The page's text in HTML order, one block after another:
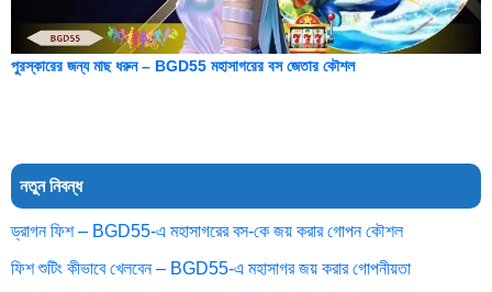
পুরস্কারের জন্য মাছ ধরুন – BGD55 মহাসাগরের বস জেতার কৌশল
নতুন নিবন্ধ
ড্রাগন ফিশ – BGD55-এ মহাসাগরের বস-কে জয় করার গোপন কৌশল
ফিশ শুটিং কীভাবে খেলবেন – BGD55-এ মহাসাগর জয় করার গোপনীয়তা